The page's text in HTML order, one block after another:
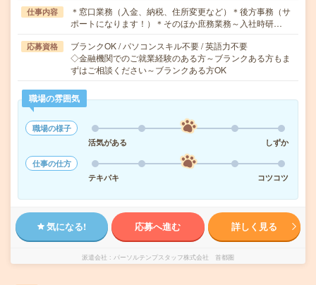
仕事内容
＊窓口業務（入金、納税、住所変更など）＊後方事務（サ
ポートになります！）＊そのほか庶務業務～入社時研…
応募資格
ブランクOK / パソコンスキル不要 / 英語力不要
◇金融機関でのご就業経験のある方～ブランクある方もま
ずはご相談ください～ブランクある方OK
職場の雰囲気
職場の様子
活気がある
しずか
仕事の仕方
テキパキ
コツコツ
気になる! 応募へ進む 詳しく見る
派遣会社 パーソルテンプスタッフ株式会社 首都圏